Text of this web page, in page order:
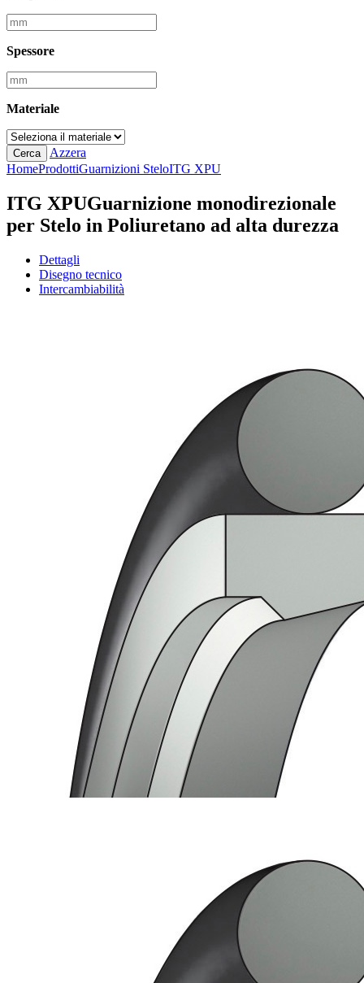
Spessore
Materiale
Cerca
Azzera
HomeProdottiGuarnizioni SteloITG XPU
ITG XPUGuarnizione monodirezionale
per Stelo in Poliuretano ad alta durezza
Dettagli
Disegno tecnico
Intercambiabilità